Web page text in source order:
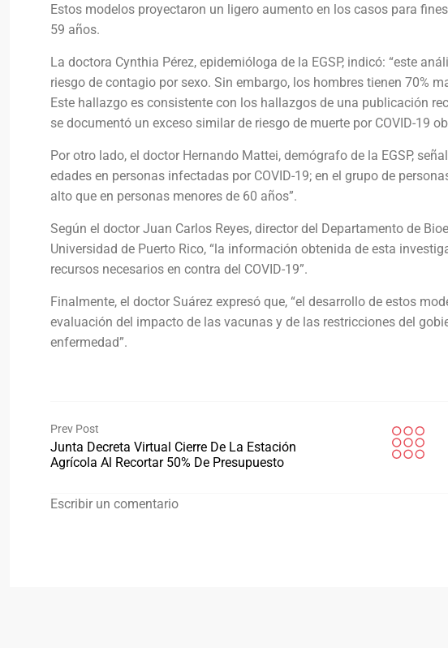
Estos modelos proyectaron un ligero aumento en los casos para
59 años.
La doctora Cynthia Pérez, epidemióloga de la EGSP, indicó: “este
riesgo de contagio por sexo. Sin embargo, los hombres tienen 70%
Este hallazgo es consistente con los hallazgos de una publicación
se documentó un exceso similar de riesgo de muerte por COVID-19
Por otro lado, el doctor Hernando Mattei, demógrafo de la EGSP,
edades en personas infectadas por COVID-19; en el grupo de
alto que en personas menores de 60 años”.
Según el doctor Juan Carlos Reyes, director del Departamento de
Universidad de Puerto Rico, “la información obtenida de esta
recursos necesarios en contra del COVID-19”.
Finalmente, el doctor Suárez expresó que, “el desarrollo de estos
evaluación del impacto de las vacunas y de las restricciones del
enfermedad”.
Prev Post
Junta Decreta Virtual Cierre De La Estación
Agrícola Al Recortar 50% De Presupuesto
Escribir un comentario